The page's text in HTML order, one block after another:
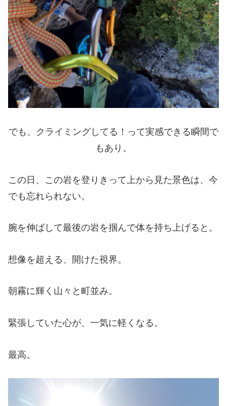
でも、クライミングしてる！って実感できる瞬間で
もあり。
この日、この岩を登りきって上から見た景色は、今
でも忘れられない。
腕を伸ばして最後の岩を掴んで体を持ち上げると。
想像を超える、開けた視界。
朝霧に輝く山々と町並み。
緊張していた心が、一気に軽くなる。
最高。